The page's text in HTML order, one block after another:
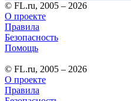
© FL.ru, 2005 – 2026
О проекте
Правила
Безопасность
Помощь
© FL.ru, 2005 – 2026
О проекте
Правила